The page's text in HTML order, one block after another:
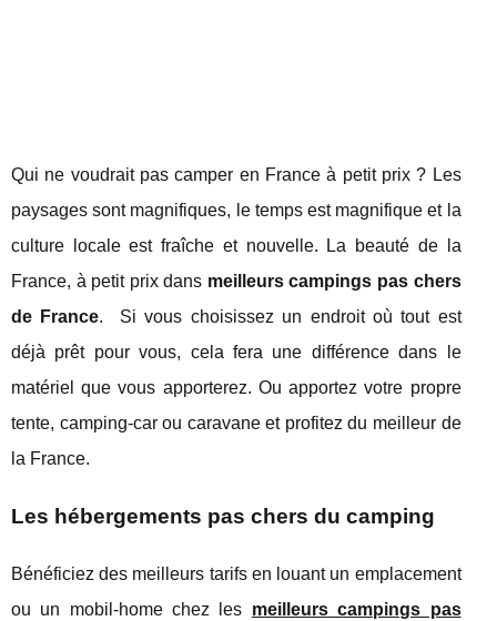
Qui ne voudrait pas camper en France à petit prix ? Les
paysages sont magnifiques, le temps est magnifique et la
culture locale est fraîche et nouvelle. La beauté de la
France, à petit prix dans meilleurs campings pas chers
de France. Si vous choisissez un endroit où tout est
déjà prêt pour vous, cela fera une différence dans le
matériel que vous apporterez. Ou apportez votre propre
tente, camping-car ou caravane et profitez du meilleur de
la France.
Les hébergements pas chers du camping
Bénéficiez des meilleurs tarifs en louant un emplacement
ou un mobil-home chez les meilleurs campings pas